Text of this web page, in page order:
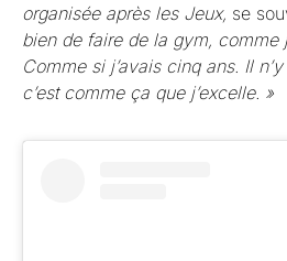
organisée après les Jeux, se
bien de faire de la gym, comme
Comme si j’avais cinq ans. Il
c’est comme ça que j’excelle. »